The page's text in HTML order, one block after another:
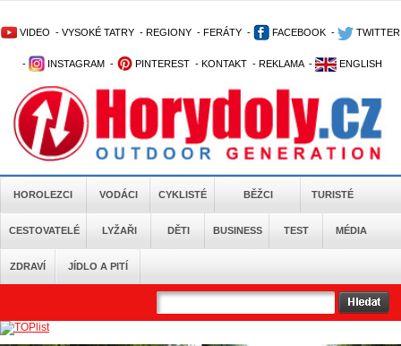
VIDEO - VYSOKÉ TATRY - REGIONY - FERÁTY - FACEBOOK - TWITTER
- INSTAGRAM - PINTEREST - KONTAKT - REKLAMA - ENGLISH
HOROLEZCI VODÁCI CYKLISTÉ BĚŽCI TURISTÉ
CESTOVATELÉ LYŽAŘI DĚTI BUSINESS TEST MÉDIA
ZDRAVÍ JÍDLO A PITÍ